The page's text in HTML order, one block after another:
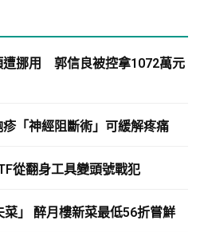
遭挪用 郭信良被控拿1072萬元
「神經阻斷術」可緩解疼痛
從翻身工具變頭號戰犯
」 醉月樓新菜最低56折嘗鮮